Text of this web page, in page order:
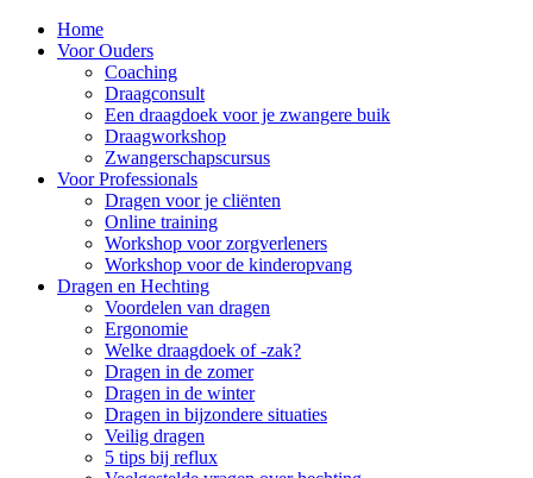
Home
Voor Ouders
Coaching
Draagconsult
Een draagdoek voor je zwangere buik
Draagworkshop
Zwangerschapscursus
Voor Professionals
Dragen voor je cliënten
Online training
Workshop voor zorgverleners
Workshop voor de kinderopvang
Dragen en Hechting
Voordelen van dragen
Ergonomie
Welke draagdoek of -zak?
Dragen in de zomer
Dragen in de winter
Dragen in bijzondere situaties
Veilig dragen
5 tips bij reflux